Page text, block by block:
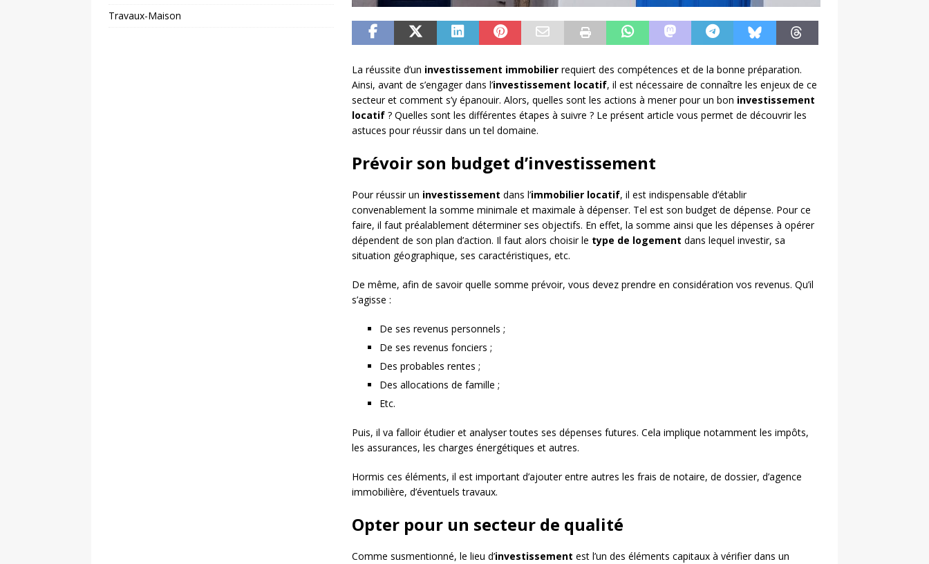
La réussite d’un investissement immobilierrequiert des compétences et de la bonne préparation.
Ainsi, avant de s’engager dans l’investissement locatif, il est nécessaire de connaître les enjeux de ce
secteur et comment s’y épanouir. Alors, quelles sont les actions à mener pour un bon investissement
locatif? Quelles sont les différentes étapes à suivre ? Le présent article vous permet de découvrir les
astuces pour réussir dans un tel domaine.
Prévoir son budget d’investissement
Pour réussir un investissement dans l’immobilier locatif, il est indispensable d’établir
convenablement la somme minimale et maximale à dépenser. Tel est son budget de dépense. Pour ce
faire, il faut préalablement déterminer ses objectifs. En effet, la somme ainsi que les dépenses à opérer
dépendent de son plan d’action. Il faut alors choisir le type de logement dans lequel investir, sa
situation géographique, ses caractéristiques, etc.
De même, afin de savoir quelle somme prévoir, vous devez prendre en considération vos revenus. Qu’il
s’agisse :
De ses revenus personnels ;
De ses revenus fonciers ;
Des probables rentes ;
Des allocations de famille ;
Etc.
Puis, il va falloir étudier et analyser toutes ses dépenses futures. Cela implique notamment les impôts,
les assurances, les charges énergétiques et autres.
Hormis ces éléments, il est important d’ajouter entre autres les frais de notaire, de dossier, d’agence
immobilière, d’éventuels travaux.
Opter pour un secteur de qualité
Comme susmentionné, le lieu d’investissement est l’un des éléments capitaux à vérifier dans un
Travaux-Maison